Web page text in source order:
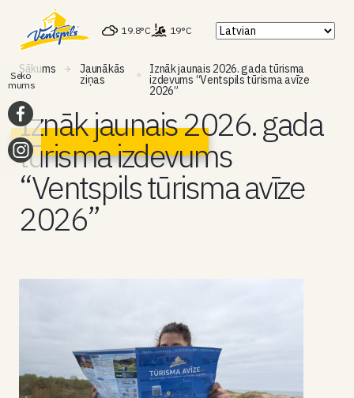
19.8°C 19°C
Sākums Jaunākās
ziņas
Iznāk jaunais 2026. gada tūrisma
izdevums “Ventspils tūrisma avīze
2026”
Iznāk jaunais 2026. gada
tūrisma izdevums
“Ventspils tūrisma avīze
2026”
Seko
mums